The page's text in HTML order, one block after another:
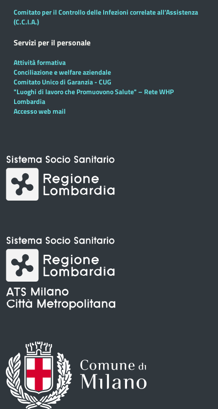
Comitato per il Controllo delle Infezioni correlate all’Assistenza
(C.C.I.A.)
Servizi per il personale
Attività formativa
Conciliazione e welfare aziendale
Comitato Unico di Garanzia - CUG
"Luoghi di lavoro che Promuovono Salute" – Rete WHP
Lombardia
Accesso web mail